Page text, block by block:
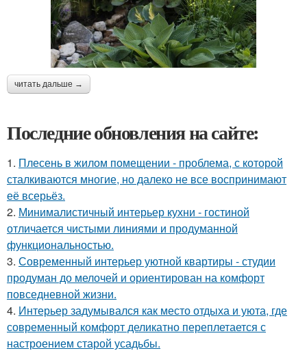
читать дальше →
Последние обновления на сайте:
1. Плесень в жилом помещении - проблема, с которой
сталкиваются многие, но далеко не все воспринимают
её всерьёз.
2. Минималистичный интерьер кухни - гостиной
отличается чистыми линиями и продуманной
функциональностью.
3. Современный интерьер уютной квартиры - студии
продуман до мелочей и ориентирован на комфорт
повседневной жизни.
4. Интерьер задумывался как место отдыха и уюта, где
современный комфорт деликатно переплетается с
настроением старой усадьбы.